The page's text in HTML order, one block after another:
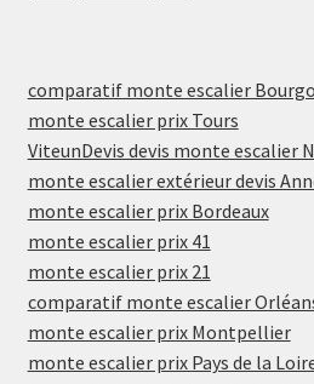
comparatif monte escalier
monte escalier prix Tours
ViteunDevis devis monte escalier
monte escalier extérieur devis
monte escalier prix Bordeaux
monte escalier prix 41
monte escalier prix 21
comparatif monte escalier
monte escalier prix Montpellier
monte escalier prix Pays de la